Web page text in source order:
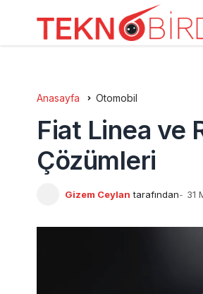
Anasayfa Otomobil
Fiat Linea ve
Çözümleri
Gizem Ceylan tarafından 31